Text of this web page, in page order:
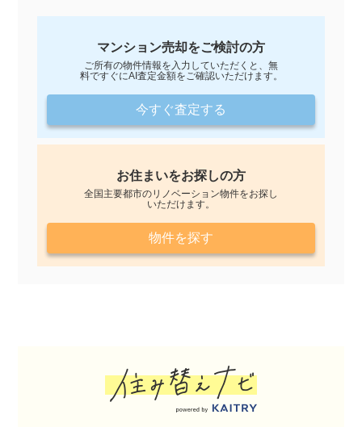
マンション売却をご検討の方
ご所有の物件情報を入力していただくと、無
料ですぐにAI査定金額をご確認いただけます。
今すぐ査定する
お住まいをお探しの方
全国主要都市のリノベーション物件をお探し
いただけます。
物件を探す